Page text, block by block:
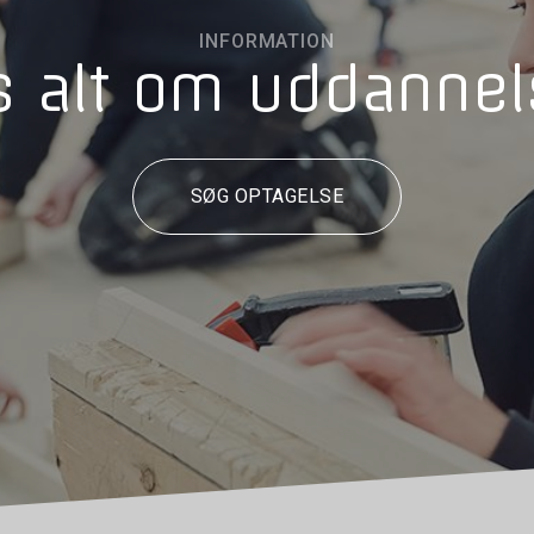
INFORMATION
alt om
SØG OPTAGELSE